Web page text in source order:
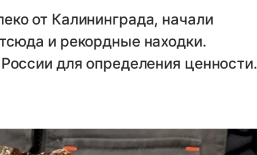
от Калининграда, начали
и рекордные находки.
для определения ценности.